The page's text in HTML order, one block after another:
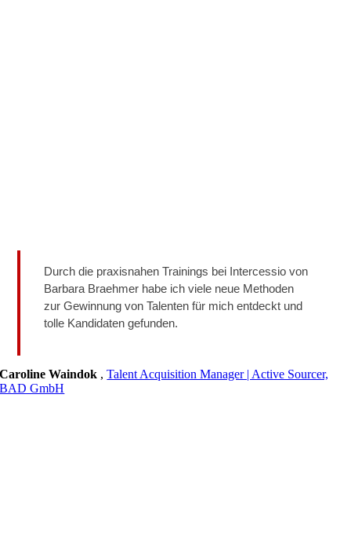
Durch die praxisnahen Trainings bei Intercessio von
Barbara Braehmer habe ich viele neue Methoden
zur Gewinnung von Talenten für mich entdeckt und
tolle Kandidaten gefunden.
Caroline Waindok ,Talent Acquisition Manager | Active Sourcer,
BAD GmbH